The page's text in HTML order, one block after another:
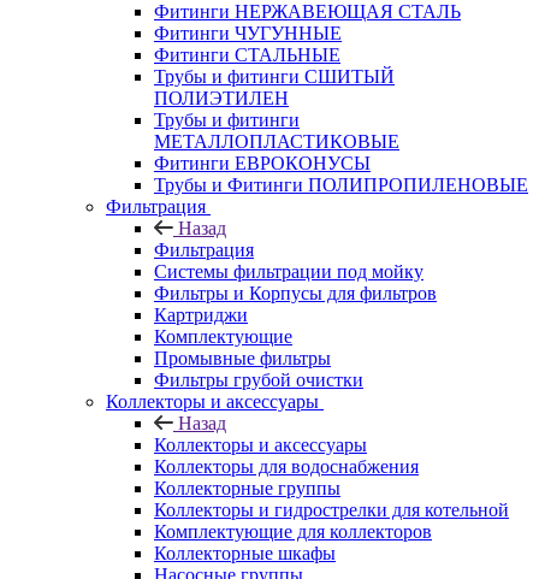
Фитинги НЕРЖАВЕЮЩАЯ СТАЛЬ
Фитинги ЧУГУННЫЕ
Фитинги СТАЛЬНЫЕ
Трубы и фитинги СШИТЫЙ
ПОЛИЭТИЛЕН
Трубы и фитинги
МЕТАЛЛОПЛАСТИКОВЫЕ
Фитинги ЕВРОКОНУСЫ
Трубы и Фитинги ПОЛИПРОПИЛЕНОВЫЕ
Фильтрация
Назад
Фильтрация
Системы фильтрации под мойку
Фильтры и Корпусы для фильтров
Картриджи
Комплектующие
Промывные фильтры
Фильтры грубой очистки
Коллекторы и аксессуары
Назад
Коллекторы и аксессуары
Коллекторы для водоснабжения
Коллекторные группы
Коллекторы и гидрострелки для котельной
Комплектующие для коллекторов
Коллекторные шкафы
Насосные группы